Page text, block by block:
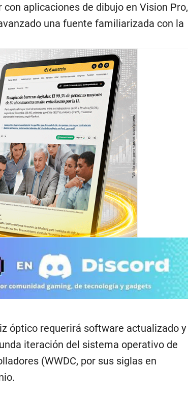
aplicaciones de dibujo en Vision Pro,
una fuente familiarizada con la
óptico requerirá software actualizado y
iteración del sistema operativo de
(WWDC, por sus siglas en